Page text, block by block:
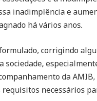
inadimplência e
há vários anos.
corrigindo
sociedade,
da
necessários